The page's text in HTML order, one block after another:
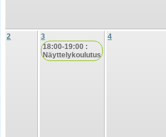
2
3
18:00-19:00 :
Näyttelykoulutus
4